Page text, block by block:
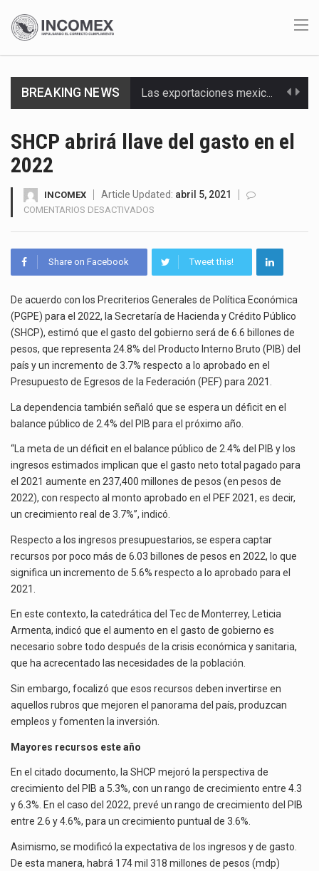
BREAKING NEWS Las exportaciones mexicanas de vehículos ligeros disminuyeron 9.67 % en julio a tasa anual, alcanzando…
Los créditos fiscales determinados a empresas IMMEX rara vez nacen de una interpretación equivocada de…
La inversión fija bruta en México registró un aumento de 1.1% interanual en mayo de…
El gobierno de Estados Unidos anunciará un arancel del 15 % sobre los productos fabricados…
El Departamento de Agricultura de Estados Unidos (USDA) suspendió el 5 de agosto de 2026…
SHCP abrirá llave del gasto en el
2022
INCOMEX Article Updated: abril 5, 2021
COMENTARIOS DESACTIVADOS
LLAVE
DEL
EN
EL
2022
Share on Facebook Tweet this!
De acuerdo con los Precriterios Generales de Política Económica
(PGPE) para el 2022, la Secretaría de Hacienda y Crédito Público
(SHCP), estimó que el gasto del gobierno será de 6.6 billones de
pesos, que representa 24.8% del Producto Interno Bruto (PIB) del
país y un incremento de 3.7% respecto a lo aprobado en el
Presupuesto de Egresos de la Federación (PEF) para 2021.
La dependencia también señaló que se espera un déficit en el
balance público de 2.4% del PIB para el próximo año.
“La meta de un déficit en el balance público de 2.4% del PIB y los
ingresos estimados implican que el gasto neto total pagado para
el 2021 aumente en 237,400 millones de pesos (en pesos de
2022), con respecto al monto aprobado en el PEF 2021, es decir,
un crecimiento real de 3.7%”, indicó.
Respecto a los ingresos presupuestarios, se espera captar
recursos por poco más de 6.03 billones de pesos en 2022, lo que
significa un incremento de 5.6% respecto a lo aprobado para el
2021.
En este contexto, la catedrática del Tec de Monterrey, Leticia
Armenta, indicó que el aumento en el gasto de gobierno es
necesario sobre todo después de la crisis económica y sanitaria,
que ha acrecentado las necesidades de la población.
Sin embargo, focalizó que esos recursos deben invertirse en
aquellos rubros que mejoren el panorama del país, produzcan
empleos y fomenten la inversión.
Mayores recursos este año
En el citado documento, la SHCP mejoró la perspectiva de
crecimiento del PIB a 5.3%, con un rango de crecimiento entre 4.3
y 6.3%. En el caso del 2022, prevé un rango de crecimiento del PIB
entre 2.6 y 4.6%, para un crecimiento puntual de 3.6%.
Asimismo, se modificó la expectativa de los ingresos y de gasto.
De esta manera, habrá 174 mil 318 millones de pesos (mdp)